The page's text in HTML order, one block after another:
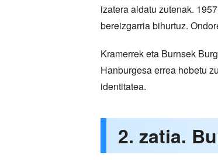
izatera aldatu zutenak.
bereizgarria bihurtuz.
Kramerrek eta Burnsek
Hanburgesa errea hobetu
identitatea.
2. zatia.